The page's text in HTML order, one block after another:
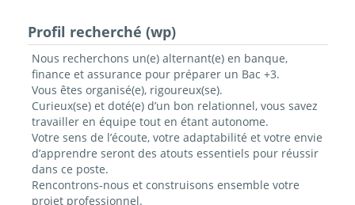
Profil recherché (wp)
Nous recherchons un(e) alternant(e) en banque,
finance et assurance pour préparer un Bac +3.
Vous êtes organisé(e), rigoureux(se).
Curieux(se) et doté(e) d’un bon relationnel, vous savez
travailler en équipe tout en étant autonome.
Votre sens de l’écoute, votre adaptabilité et votre envie
d’apprendre seront des atouts essentiels pour réussir
dans ce poste.
Rencontrons-nous et construisons ensemble votre
projet professionnel.